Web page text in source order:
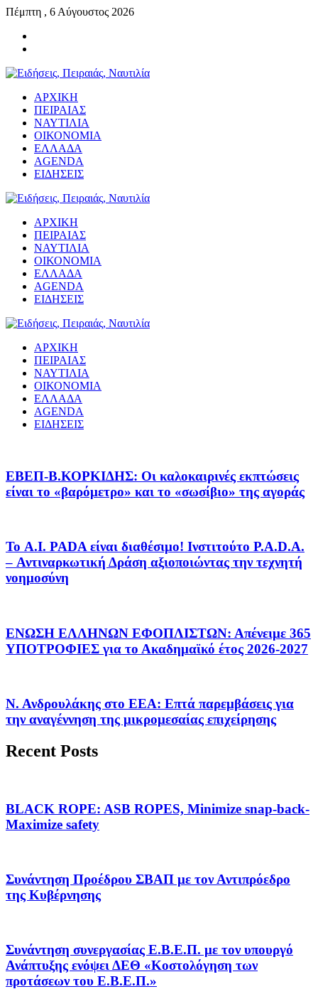
Πέμπτη , 6 Αύγουστος 2026
ΑΡΧΙΚΗ
ΠΕΙΡΑΙΑΣ
ΝΑΥΤΙΛΙΑ
ΟΙΚΟΝΟΜΙΑ
ΕΛΛΑΔΑ
AGENDA
ΕΙΔΗΣΕΙΣ
ΑΡΧΙΚΗ
ΠΕΙΡΑΙΑΣ
ΝΑΥΤΙΛΙΑ
ΟΙΚΟΝΟΜΙΑ
ΕΛΛΑΔΑ
AGENDA
ΕΙΔΗΣΕΙΣ
ΑΡΧΙΚΗ
ΠΕΙΡΑΙΑΣ
ΝΑΥΤΙΛΙΑ
ΟΙΚΟΝΟΜΙΑ
ΕΛΛΑΔΑ
AGENDA
ΕΙΔΗΣΕΙΣ
EΒΕΠ-Β.ΚΟΡΚΙΔΗΣ: Οι καλοκαιρινές εκπτώσεις
είναι το «βαρόμετρο» και το «σωσίβιο» της αγοράς
Το A.I. PADA είναι διαθέσιμο! Ινστιτούτο P.A.D.A.
– Αντιναρκωτική Δράση αξιοποιώντας την τεχνητή
νοημοσύνη
ΕΝΩΣΗ ΕΛΛΗΝΩΝ ΕΦΟΠΛΙΣΤΩΝ: Απένειμε 365
ΥΠΟΤΡΟΦΙΕΣ για το Ακαδημαϊκό έτος 2026-2027
Ν. Ανδρουλάκης στο ΕΕΑ: Επτά παρεμβάσεις για
την αναγέννηση της μικρομεσαίας επιχείρησης
Recent Posts
BLACK ROPE: ASB ROPES, Minimize snap-back-
Maximize safety
Συνάντηση Προέδρου ΣΒΑΠ με τον Αντιπρόεδρο
της Κυβέρνησης
Συνάντηση συνεργασίας Ε.Β.Ε.Π. με τον υπουργό
Ανάπτυξης ενόψει ΔΕΘ «Κοστολόγηση των
προτάσεων του Ε.Β.Ε.Π.»